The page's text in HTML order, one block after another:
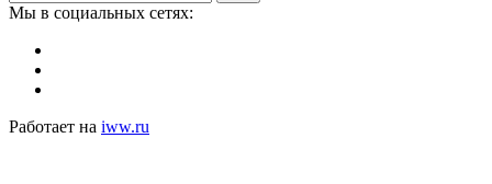
Мы в социальных сетях:
Работает на iww.ru